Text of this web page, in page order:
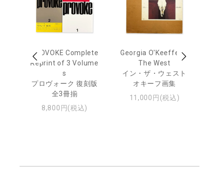
PROVOKE Complete
Reprint of 3 Volume
s
プロヴォーク 復刻版
全3冊揃
8,800円(税込)
Georgia O'Keeffe: In
The West
イン・ザ・ウェスト
オキーフ画集
11,000円(税込)